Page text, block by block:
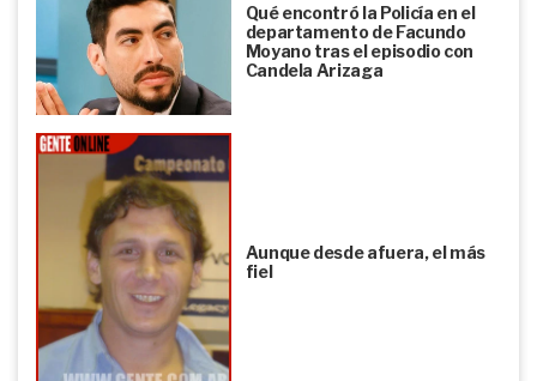
Qué encontró la Policía en el
departamento de Facundo
Moyano tras el episodio con
Candela Arizaga
Aunque desde afuera, el más
fiel